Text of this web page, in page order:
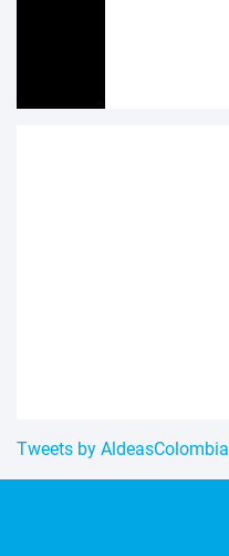
Tweets by AldeasColombia